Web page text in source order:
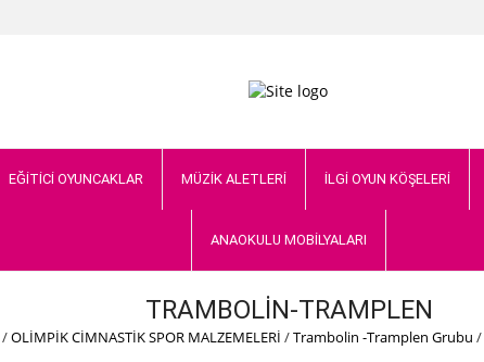
EĞİTİCİ OYUNCAKLAR MÜZİK ALETLERİ İLGİ OYUN KÖŞELERİ
ANAOKULU MOBİLYALARI
TRAMBOLİN-TRAMPLEN
/OLİMPİK CİMNASTİK SPOR MALZEMELERİ /Trambolin -Tramplen Grubu /